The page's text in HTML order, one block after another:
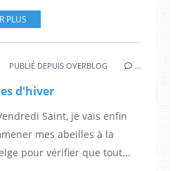
PLUS
PUBLIÉ DEPUIS OVERBLOG …
d'hiver
Saint, je vais enfin
mes abeilles à la
pour vérifier que tout...